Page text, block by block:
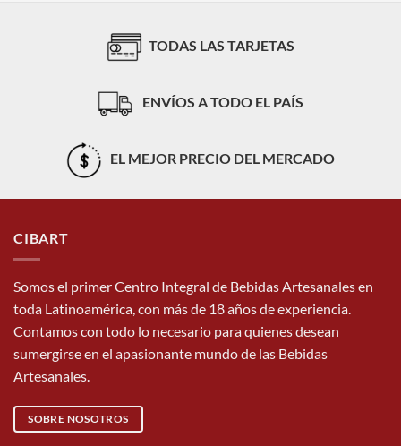
TODAS LAS TARJETAS
ENVÍOS A TODO EL PAÍS
EL MEJOR PRECIO DEL MERCADO
CIBART
Somos el primer Centro Integral de Bebidas Artesanales en
toda Latinoamérica, con más de 18 años de experiencia.
Contamos con todo lo necesario para quienes desean
sumergirse en el apasionante mundo de las Bebidas
Artesanales.
SOBRE NOSOTROS